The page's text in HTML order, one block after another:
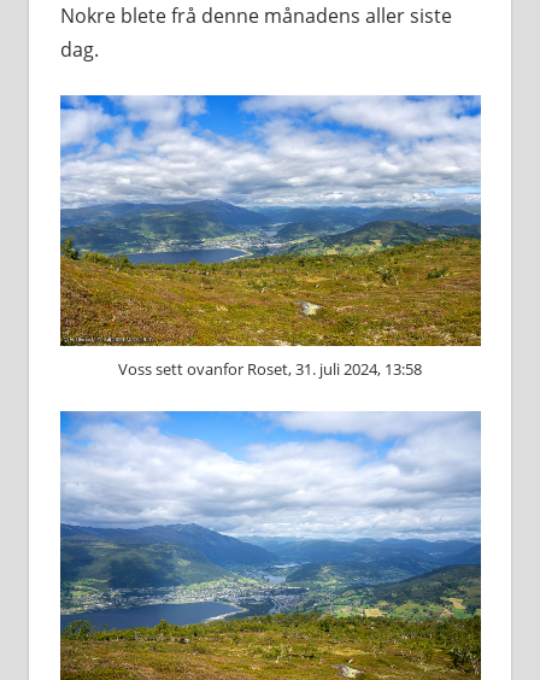
Nokre blete frå denne månadens aller siste
dag.
Voss sett ovanfor Roset, 31. juli 2024, 13:58